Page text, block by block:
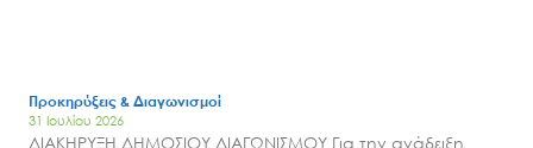
Προκηρύξεις & Διαγωνισμοί
31 Ιουλίου 2026
ΔΙΑΚΗΡΥΞΗ ΔΗΜΟΣΙΟΥ ΔΙΑΓΩΝΙΣΜΟΥ Για την ανάδειξη